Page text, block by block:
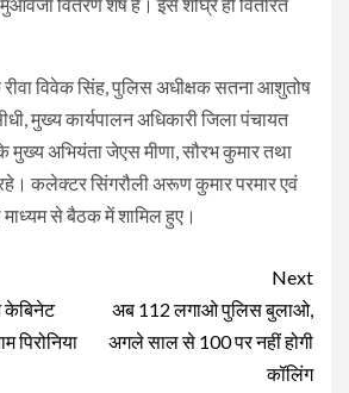
विवेक सिंह, पुलिस अधीक्षक सतना आशुतोष
मुख्य कार्यपालन अधिकारी जिला पंचायत
मुख्य अभियंता जेएस मीणा, सौरभ कुमार तथा
कलेक्टर सिंगरौली अरूण कुमार परमार एवं
से बैठक में शामिल हुए।
केबिनेट
पिरोनिया
Next
अब 112 लगाओ पुलिस बुलाओ,
अगले साल से 100 पर नहीं होगी
कॉलिंग